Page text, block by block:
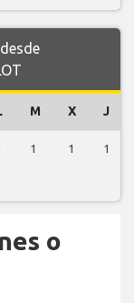
M X J
1 1 1
o